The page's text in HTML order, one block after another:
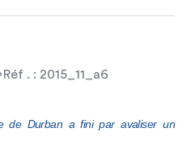
Réf . : 2015_11_a6
de Durban a fini par avaliser un